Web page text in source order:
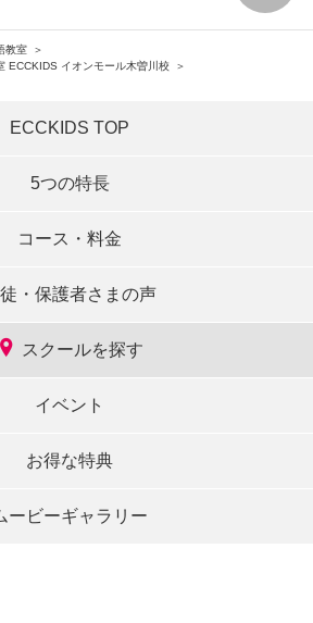
教室
ECCKIDS イオンモール木曽川校
ECCKIDS TOP
5つの特長
コース・料金
・保護者さまの声
スクールを探す
イベント
お得な特典
ービーギャラリー